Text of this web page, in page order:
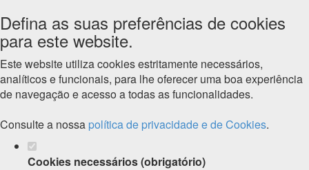
Defina as suas preferências de cookies
para este website.
Este website utiliza cookies estritamente necessários,
analíticos e funcionais, para lhe oferecer uma boa experiência
de navegação e acesso a todas as funcionalidades.
Consulte a nossa política de privacidade e de Cookies.
Cookies necessários (obrigatório)